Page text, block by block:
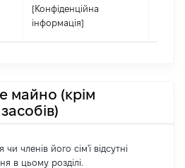
[Конфіденційна
інформація]
майно (крім
членів його сім'ї відсутні
в цьому розділі.